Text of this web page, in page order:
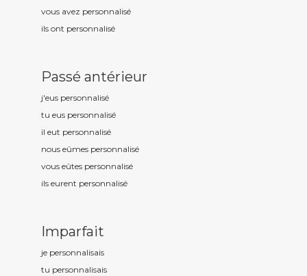
vous avez personnalisé
ils ont personnalisé
Passé antérieur
j'eus personnalisé
tu eus personnalisé
il eut personnalisé
nous eûmes personnalisé
vous eûtes personnalisé
ils eurent personnalisé
Imparfait
je personnalisais
tu personnalisais